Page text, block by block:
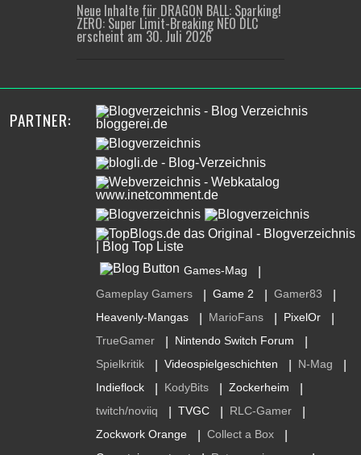
Neue Inhalte für DRAGON BALL: Sparking!
ZERO: Super Limit-Breaking NEO DLC
erscheint am 30. Juli 2026
PARTNER:
Games-Mag
Gameplay Gamers Game 2 Gamer83
Heavenly-Mangas MarioFans PixelOr
TrueGamer Nintendo Switch Forum
Spielkritik Videospielgeschichten N-Mag
Indieflock KodyBits Zockerheim
twitch/noviiq TVGC RLC-Gamer
Zockwork Orange Collect a Box